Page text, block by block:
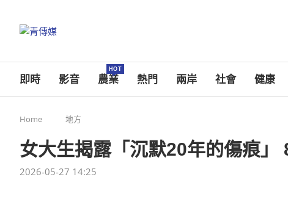
即時 影音 農業
HOT
熱門 兩岸 社會 健康
Home 地方
女大生揭露「沉默20年的傷痕」
2026-05-27 14:25